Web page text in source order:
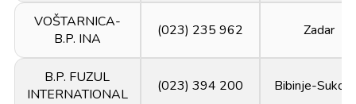
VOŠTARNICA-
B.P. INA
(023) 235 962 Zadar
B.P. FUZUL
INTERNATIONAL
(023) 394 200 Bibinje-